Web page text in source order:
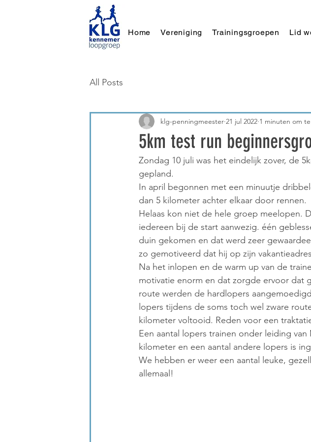
Home Vereniging Trainingsgroepen Lid
All Posts
5km test run
klg-penningmeester 21 jul 2022 1 minuten om
Zondag 10 juli was het eindelijk zover, de
gepland.
In april begonnen met een minuutje
dan 5 kilometer achter elkaar door rennen.
Helaas kon niet de hele groep meelopen.
iedereen bij de start aanwezig. één
duin gekomen en dat werd zeer
zo gemotiveerd dat hij op zijn
Na het inlopen en de warm up van de
motivatie enorm en dat zorgde ervoor dat
route werden de hardlopers
lopers tijdens de soms toch wel zware
kilometer voltooid. Reden voor een
Een aantal lopers trainen onder leiding
kilometer en een aantal andere lopers is
We hebben er weer een aantal leuke,
allemaal!